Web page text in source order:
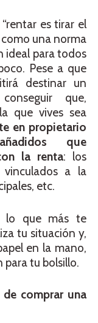
es tirar el
una norma
ideal para todos
Pese a que
destinar un
que,
que vives sea
en propietario
que
la renta: los
a la
etc.
lo que más te
tu situación y,
en la mano,
para tu bolsillo.
comprar una